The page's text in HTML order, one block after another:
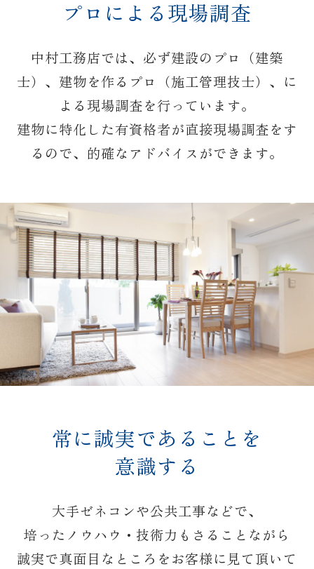
プロによる現場調査
中村工務店では、必ず建設のプロ（建築
士）、建物を作るプロ（施工管理技士）、に
よる現場調査を行っています。
建物に特化した有資格者が直接現場調査をす
るので、的確なアドバイスができます。
常に誠実であることを
意識する
大手ゼネコンや公共工事などで、
培ったノウハウ・技術力もさることながら
誠実で真面目なところをお客様に見て頂いて